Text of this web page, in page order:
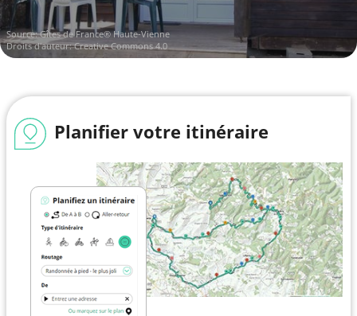
Source: Gîtes de France® Haute-Vienne
Droits d'auteur: Creative Commons 4.0
Planifier votre itinéraire